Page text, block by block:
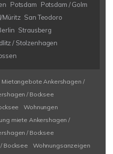
Potsdam
Potsdam / Golm
Müritz San Teodoro
Strausberg
/ Stolzenhagen
Mietangebote Ankershagen /
/ Bocksee
Wohnungen
miete Ankershagen /
/ Bocksee
Bocksee
Wohnungsanzeigen